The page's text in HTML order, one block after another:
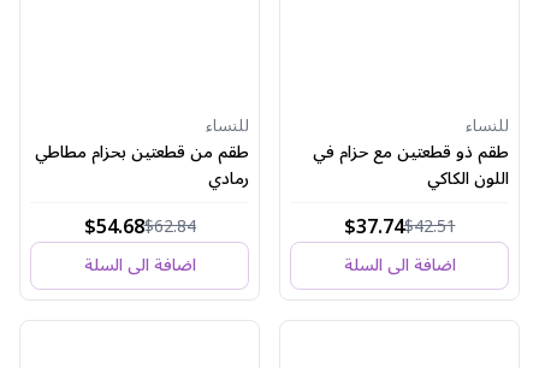
للنساء
طقم ذو قطعتين مع حزام في
اللون الكاكي
$42.51
$37.74
اضافة الى السلة
للنساء
طقم من قطعتين بحزام مطاطي
رمادي
$62.84
$54.68
اضافة الى السلة